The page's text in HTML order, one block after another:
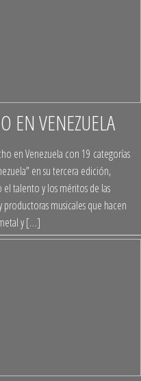
EN VENEZUELA
en Venezuela con 19 categorías
en su tercera edición,
talento y los méritos de las
musicales que hacen
y […]